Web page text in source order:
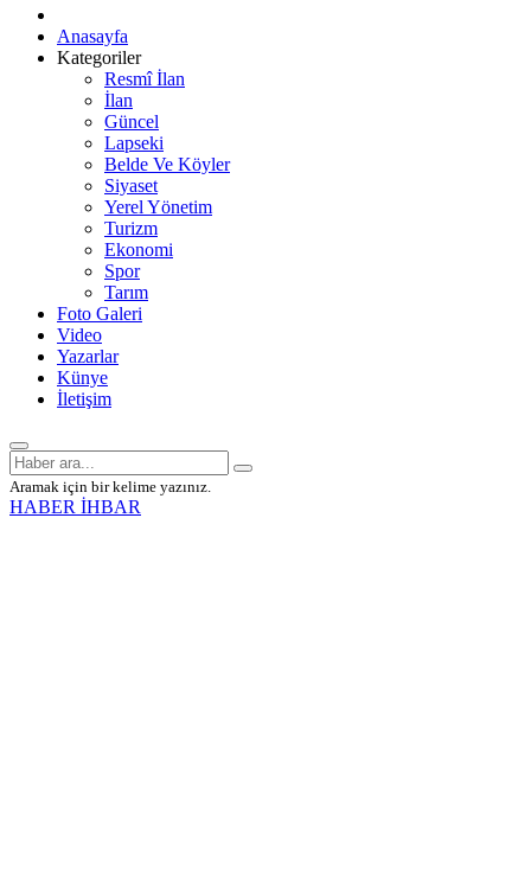
Anasayfa
Kategoriler
Resmî İlan
İlan
Güncel
Lapseki
Belde Ve Köyler
Siyaset
Yerel Yönetim
Turizm
Ekonomi
Spor
Tarım
Foto Galeri
Video
Yazarlar
Künye
İletişim
Aramak için bir kelime yazınız.
HABER İHBAR